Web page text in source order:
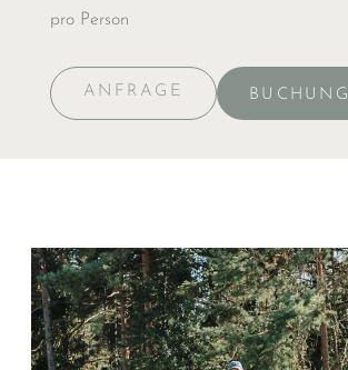
pro Person
ANFRAGE BUCHUNG